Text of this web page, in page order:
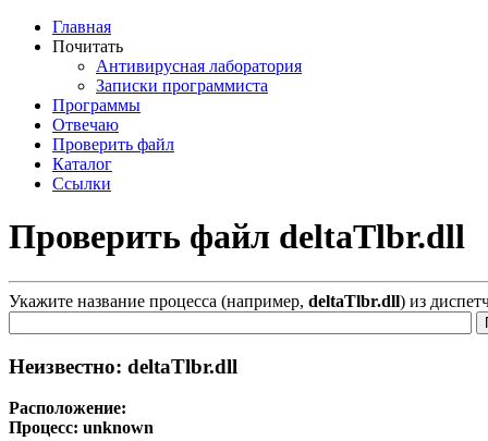
Главная
Почитать
Антивирусная лаборатория
Записки программиста
Программы
Отвечаю
Проверить файл
Каталог
Ссылки
Проверить файл deltaTlbr.dll
Укажите название процесса (например, deltaTlbr.dll) из
Неизвестно: deltaTlbr.dll
Расположение:
Процесс: unknown